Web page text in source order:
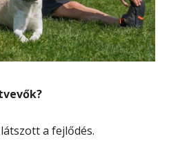
a fejlődés.